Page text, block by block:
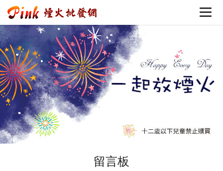
留言板